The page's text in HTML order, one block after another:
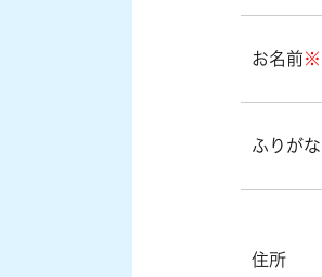
お名前※
ふりがな
住所